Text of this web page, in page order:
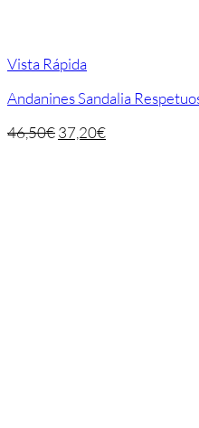
Vista Rápida
Andanines Sandalia
46,50€37,20€